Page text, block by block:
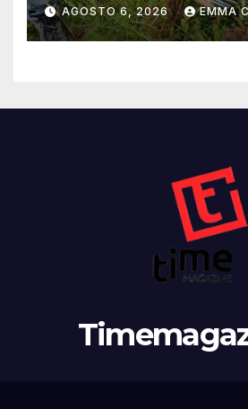
AGOSTO 6, 2026 EMMA